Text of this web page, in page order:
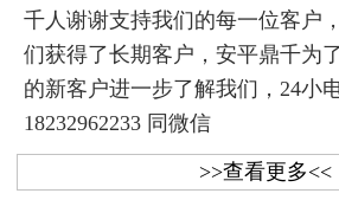
千人谢谢支持我们的每一位客户
们获得了长期客户，安平鼎千为
的新客户进一步了解我们，24小
18232962233 同微信
>>查看更多<<